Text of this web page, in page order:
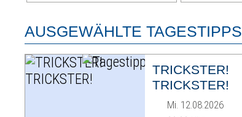
AUSGEWÄHLTE TAGESTIPPS
TRICKSTER!
TRICKSTER!
Mi. 12.08.2026